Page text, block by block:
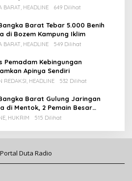
M
BARAT, HEADLINE 649 Dilihat
Barat Tebar 5.000 Benih
di Bozem Kampung Iklim
BARAT, HEADLINE 549 Dilihat
Pemadam Kebingungan
Apinya Sendiri
REDAKSI, HEADLINE 532 Dilihat
Barat Gulung Jaringan
di Mentok, 2 Pemain Besar
1 Bandar Masih Buron
HUKRIM 515 Dilihat